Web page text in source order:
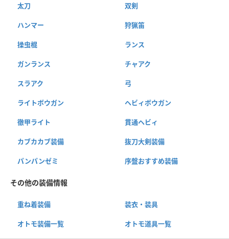
太刀 双剣
ハンマー 狩猟笛
操虫棍 ランス
ガンランス チャアク
スラアク 弓
ライトボウガン ヘビィボウガン
徹甲ライト 貫通ヘビィ
カブカカブ装備 抜刀大剣装備
パンパンゼミ 序盤おすすめ装備
その他の装備情報
重ね着装備 装衣・装具
オトモ装備一覧 オトモ道具一覧